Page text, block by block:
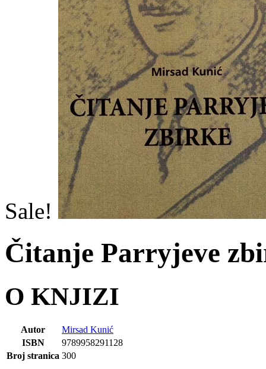
Sale!
Čitanje Parryjeve
O KNJIZI
Autor
Mirsad Kunić
ISBN
9789958291128
Broj stranica 300